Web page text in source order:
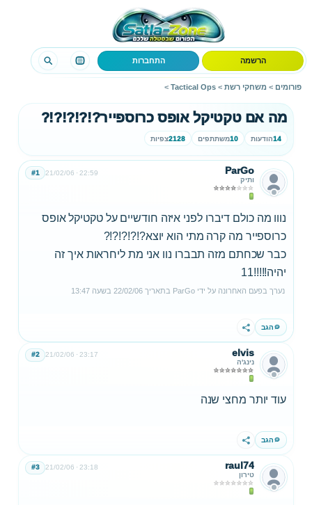
הרשמה התחברות
פורומים > משחקי רשת >
Tactical Ops
>
מה אם טקטיקל אופס כרוספייר?!?!?!?!?
14הודעות 10משתתפים 2128צפיות
ParGo
ותיק
21/02/06 22:59
#1
נווו מה כולם דיברו לפני איזה חודשיים על טקטיקל אופס
כרוספייר מה קרה מתי הוא יוצא?!?!?!?!?
כבר שכחתם מזה תבברו נוו אני מת ליחראות איך זה
יהיה!!!!!11
נערך בפעם האחרונה על ידי ParGo בתאריך 22/02/06 בשעה 13:47
הגב שתף
elvis
נינג'ה
21/02/06 23:17
#2
עוד יותר מחצי שנה
הגב שתף
raul74
טירון
21/02/06 23:18
#3